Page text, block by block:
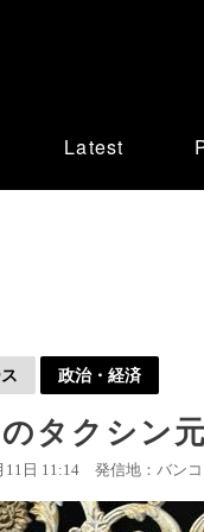
Latest
政治・経済
タクシン
11日 11:14 発信地：バン